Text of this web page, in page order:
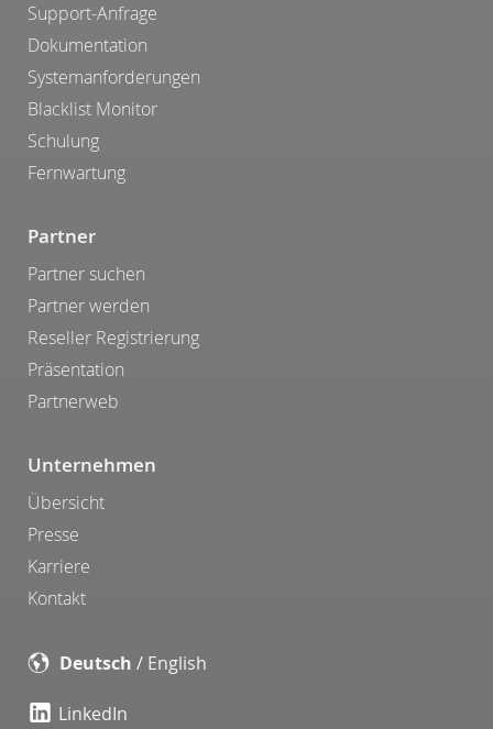
Support-Anfrage
Dokumentation
Systemanforderungen
Blacklist Monitor
Schulung
Fernwartung
Partner
Partner suchen
Partner werden
Reseller Registrierung
Präsentation
Partnerweb
Unternehmen
Übersicht
Presse
Karriere
Kontakt
Deutsch / English
LinkedIn